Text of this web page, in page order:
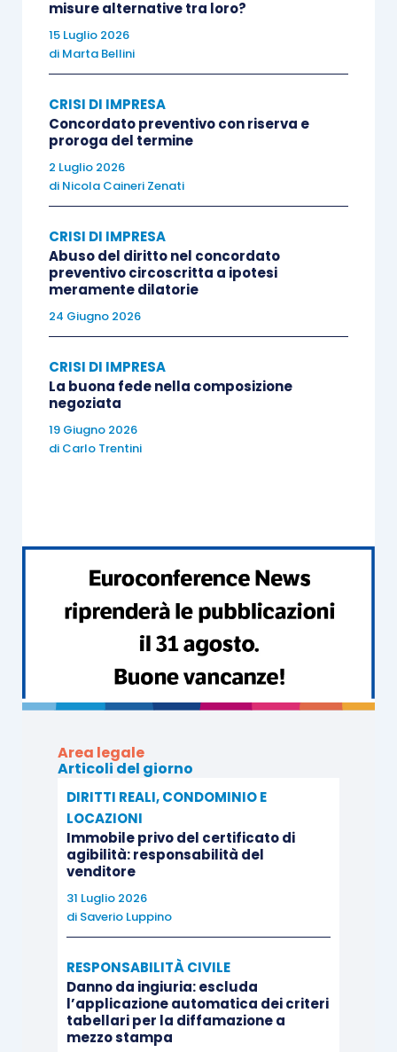
misure alternative tra loro?
15 Luglio 2026
di Marta Bellini
CRISI DI IMPRESA
Concordato preventivo con riserva e
proroga del termine
2 Luglio 2026
di Nicola Caineri Zenati
CRISI DI IMPRESA
Abuso del diritto nel concordato
preventivo circoscritta a ipotesi
meramente dilatorie
24 Giugno 2026
CRISI DI IMPRESA
La buona fede nella composizione
negoziata
19 Giugno 2026
di Carlo Trentini
Area legale
Articoli del giorno
DIRITTI REALI, CONDOMINIO E
LOCAZIONI
Immobile privo del certificato di
agibilità: responsabilità del
venditore
31 Luglio 2026
di Saverio Luppino
RESPONSABILITÀ CIVILE
Danno da ingiuria: escluda
l’applicazione automatica dei criteri
tabellari per la diffamazione a
mezzo stampa